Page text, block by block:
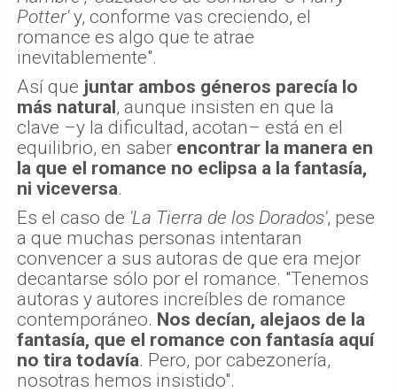
Potter'y, conforme vas creciendo, el
romance es algo que te atrae
inevitablemente".
Así que juntar ambos géneros parecía lo
más natural, aunque insisten en que la
clave –y la dificultad, acotan– está en el
equilibrio, en saber encontrar la manera en
la que el romance no eclipsa a la fantasía,
ni viceversa.
Es el caso de 'La Tierra de los Dorados', pese
a que muchas personas intentaran
convencer a sus autoras de que era mejor
decantarse sólo por el romance. "Tenemos
autoras y autores increíbles de romance
contemporáneo. Nos decían, alejaos de la
fantasía, que el romance con fantasía aquí
no tira todavía. Pero, por cabezonería,
nosotras hemos insistido".